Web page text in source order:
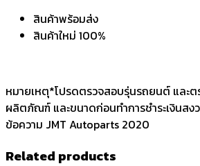
สินค้าพร้อมส่ง
สินค้าใหม่ 100%
หมายเหตุ*โปรดตรวจสอบรุ่นรถยนต์ และต
ผลิตภัณฑ์ และขนาดก่อนทำการชำระเงินส
ข้อความ JMT Autoparts 2020
Related products